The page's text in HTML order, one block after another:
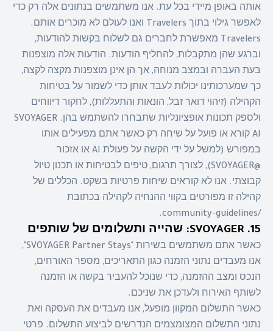
אותה באופן מיידי בכל עת. אנו משתמשים בנתונים אלה רק כדי
לאפשר גילוי בתוך Travelers ואנו לעולם לא מוכרים אותם.
Travelers מאפשרת לחברים גם לשלוח בקשות להודעות,
וברגע שהן מתקבלות, להחליף הודעות. הודעות אלה מוצפנות
בעת העברה ובמצב מנוחה, אך הן אינן מוצפנות מקצה לקצה,
כך שמערכותינו יכולות לעבד אותן כדי לשמור על בטיחות
הקהילה (זיהוי דואר זבל, הונאות והתעללות), לחקור דיווחים
ולספק תכונות אופציונליות שתבחרו להשתמש בהן. SVOYAGER
AI קורא או פועל על שיחה רק כאשר אתם מפעילים אותו
במפורש (למשל על ידי הקשה על פעולת AI או אזכור
@SVOYAGER), לצורך תרגום, טיפים לבטיחות או תכנון טיול
קבוצתי. אנו לא קוראים שיחות פרטיות בשקט. הכללים של
קהילה זו מפורטים בקווי ההנחיה לקהילה בכתובת
/community-guidelines.
15. SVOYAGER: שהייה ותשלומים של שותפים
כאשר אתם משתמשים בשירות "SVOYAGER Partner Stays",
אנו מעבדים נתוני הזמנה כגון התאריכים, מספר האורחים,
הנכס ומצב ההזמנה, כדי שנוכל להעביר בקשה או הזמנה
לשותף האירוח ולעדכן את שניכם.
כאשר התשלום המקוון מופעל, אנו מעבדים את העסקה ואת
נתוני התשלום המצומצמים הנדרשים לביצוע התשלום. פרטי